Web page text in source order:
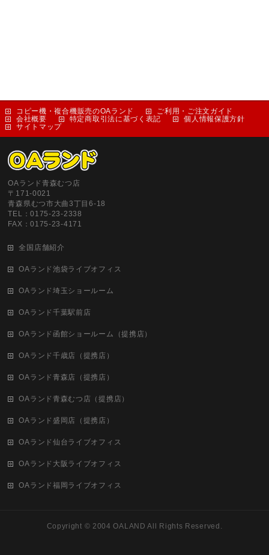
コピー機・複合機販売のOAランド
ご利用・ご注文ガイド
会社概要
特定商取引法に基づく表記
個人情報保護方針
サイトマップ
OAランド青森むつ店
〒171-0021
青森県むつ市大曲3丁目6-18
TEL：0175-23-2338
FAX：0175-23-4171
全国店舗紹介
OAランド池袋ライブオフィス
OAランド埼玉ショールーム
OAランド千葉駅前店
OAランド函館ショールーム（提携店）
OAランド千歳店（提携店）
OAランド青森店（提携店）
OAランド青森むつ店（提携店）
OAランド盛岡店（提携店）
OAランド仙台ライブオフィス
OAランド大阪ライブオフィス
OAランド福岡ライブオフィス
Copyright © 2004 OALAND All Rights Reserved.